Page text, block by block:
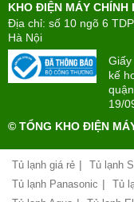
TÂN
PHONG(8:00
-
22:00)
công
Chính
sách
bảo
hiểu
về
mua
trả
góp
đổi
hóa
KHO ĐIỆN MÁY CHÍNH
Địa chỉ: số 10 ngõ 6
Hà Nội
kế
19/
© TỔNG KHO ĐIỆN
Tủ lạnh giá rẻ | Tủ lạnh
Tủ lạnh Panasonic | Tủ